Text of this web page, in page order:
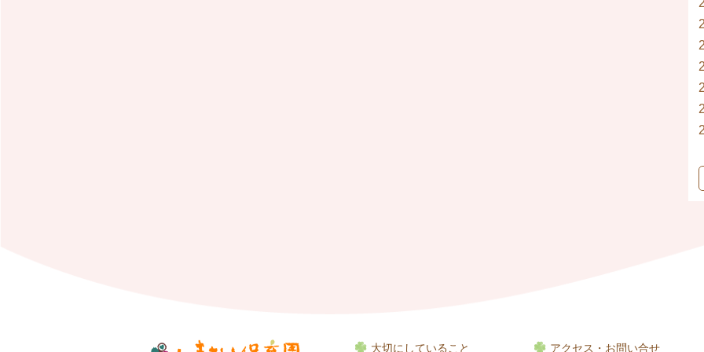
大切にしていること アクセス・お問い合せ